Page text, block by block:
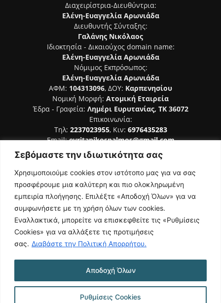
Σεβόμαστε την ιδιωτικότητα σας
Χρησιμοποιούμε cookies στον ιστότοπο μας για να σας
προσφέρουμε μια καλύτερη και πιο ολοκληρωμένη
εμπειρία πλοήγησης. Επιλέξτε «Αποδοχή Όλων» για να
συμφωνήσετε με τη χρήση όλων των cookies.
Εναλλακτικά, μπορείτε να επισκεφθείτε τις «Ρυθμίσεις
Cookies» για να αλλάξετε τις προτιμήσεις
σας. Διαβάστε την Πολιτική Απορρήτου.
Ρυθμίσεις Cookies
Αποδοχή Όλων
Διαχειρίστρια-Διευθύντρια:
Ελένη-Ευαγγελία Αρωνιάδα
Διευθυντής Σύνταξης:
Γαλάνης Νικόλαος
Ιδιοκτησία - Δικαιούχος domain name:
Ελένη-Ευαγγελία Αρωνιάδα
Νόμιμος Εκπρόσωπος:
Ελένη-Ευαγγελία Αρωνιάδα
ΑΦΜ: 104313096, ΔΟΥ: Καρπενησίου
Νομική Μορφή: Ατομική Εταιρεία
Έδρα - Γραφεία: Λημέρι Ευρυτανίας, ΤΚ 36072
Επικοινωνία:
Τηλ: 2237023955, Κιν: 6976435283
Email:evritanikospalmos@gmail.com
ΑΚΟΛΟΥΘΗΣΕ ΜΑΣ
Όροι Χρήσης
Κατασκευή Ιστοσελίδας | Κοκοτίνης Δημήτριος